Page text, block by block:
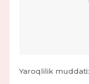
Yaroqlilik muddati: